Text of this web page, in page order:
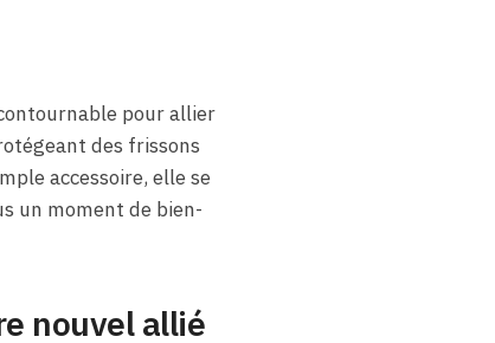
pour allier
des frissons
accessoire, elle se
un moment de bien-
nouvel allié